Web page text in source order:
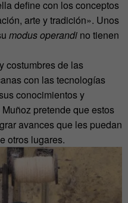
define con los conceptos
arte y tradición». Unos
modus operandi no tienen
costumbres de las
con las tecnologías
conocimientos y
pretende que estos
avances que les puedan
otros lugares.